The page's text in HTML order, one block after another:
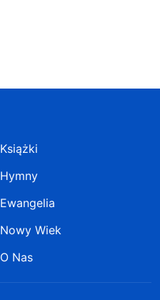
Książki
Hymny
Ewangelia
Nowy Wiek
O Nas